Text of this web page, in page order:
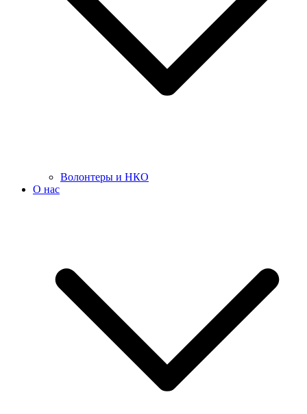
Волонтеры и НКО
О нас